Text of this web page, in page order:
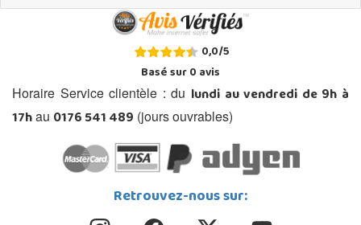
0,0/5
Basé sur0avis
Horaire Service clientèle : du lundi au vendredi de 9h à
17hau 0176 541 489 (jours ouvrables)
Retrouvez-nous sur: